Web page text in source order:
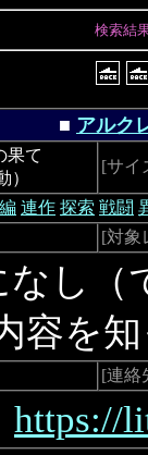
検索結
■ アルク
果て
）
[サイ
連作 探索 戦闘
[対象
し（
容を
[連絡
https://